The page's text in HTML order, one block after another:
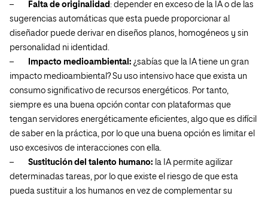
–
Falta de originalidad : depender en exceso de la IA o de las
sugerencias automáticas que esta puede proporcionar al
diseñador puede derivar en diseños planos, homogéneos y sin
personalidad ni identidad.
–
Impacto medioambiental: ¿sabías que la IA tiene un gran
impacto medioambiental? Su uso intensivo hace que exista un
consumo significativo de recursos energéticos. Por tanto,
siempre es una buena opción contar con plataformas que
tengan servidores energéticamente eficientes, algo que es difícil
de saber en la práctica, por lo que una buena opción es limitar el
uso excesivos de interacciones con ella.
–
Sustitución del talento humano: la IA permite agilizar
determinadas tareas, por lo que existe el riesgo de que esta
pueda sustituir a los humanos en vez de complementar su